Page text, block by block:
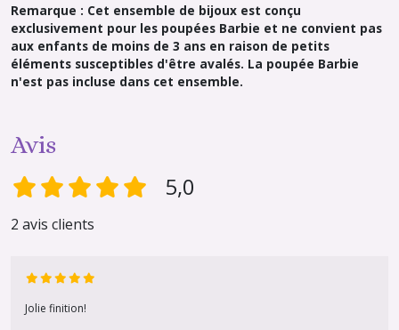
Remarque : Cet ensemble de bijoux est conçu
exclusivement pour les poupées Barbie et ne convient pas
aux enfants de moins de 3 ans en raison de petits
éléments susceptibles d'être avalés. La poupée Barbie
n'est pas incluse dans cet ensemble.
Avis
5,0
2 avis clients
Jolie finition!